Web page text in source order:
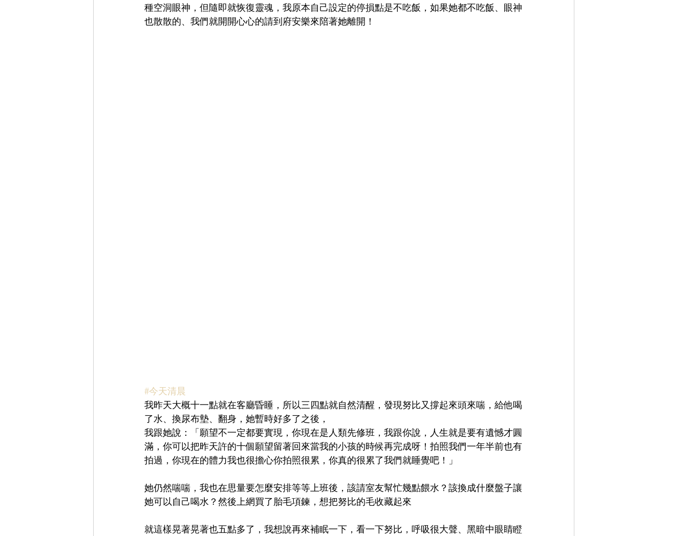
種空洞眼神，但隨即就恢復靈魂，我原本自己設定的停損點是不吃飯，如果她都不吃飯、眼神
也散散的、我們就開開心心的請到府安樂來陪著她離開！
#今天清晨
我昨天大概十一點就在客廳昏睡，所以三四點就自然清醒，發現努比又撐起來頭來喘，給他喝
了水、換尿布墊、翻身，她暫時好多了之後，
我跟她說：「願望不一定都要實現，你現在是人類先修班，我跟你說，人生就是要有遺憾才圓
滿，你可以把昨天許的十個願望留著回來當我的小孩的時候再完成呀！拍照我們一年半前也有
拍過，你現在的體力我也很擔心你拍照很累，你真的很累了我們就睡覺吧！」
她仍然喘喘，我也在思量要怎麼安排等等上班後，該請室友幫忙幾點餵水？該換成什麼盤子讓
她可以自己喝水？然後上網買了胎毛項鍊，想把努比的毛收藏起來
就這樣晃著晃著也五點多了，我想說再來補眠一下，看一下努比，呼吸很大聲、黑暗中眼睛瞪